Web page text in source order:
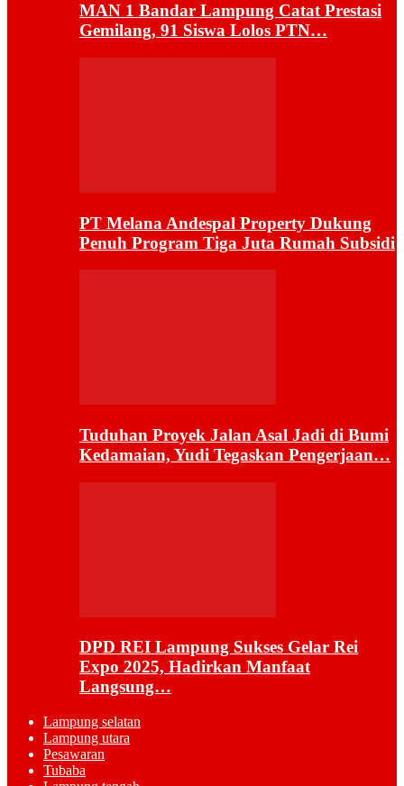
MAN 1 Bandar Lampung Catat Prestasi
Gemilang, 91 Siswa Lolos PTN…
PT Melana Andespal Property Dukung
Penuh Program Tiga Juta Rumah Subsidi
Tuduhan Proyek Jalan Asal Jadi di Bumi
Kedamaian, Yudi Tegaskan Pengerjaan…
DPD REI Lampung Sukses Gelar Rei
Expo 2025, Hadirkan Manfaat
Langsung…
Lampung selatan
Lampung utara
Pesawaran
Tubaba